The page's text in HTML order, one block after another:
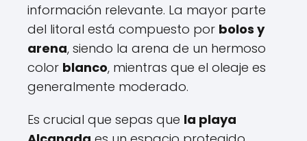
información relevante. La mayor parte
del litoral está compuesto por bolos y
arena, siendo la arena de un hermoso
color blanco, mientras que el oleaje es
generalmente moderado.
Es crucial que sepas que la playa